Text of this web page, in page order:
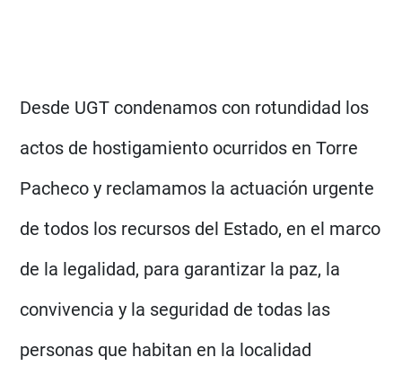
Desde UGT condenamos con rotundidad los
actos de hostigamiento ocurridos en Torre
Pacheco y reclamamos la actuación urgente
de todos los recursos del Estado, en el marco
de la legalidad, para garantizar la paz, la
convivencia y la seguridad de todas las
personas que habitan en la localidad